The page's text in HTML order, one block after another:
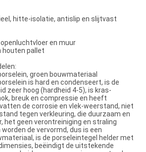
hitte-isolatie, antislip en slijtvast
en muur
houten pallet
groen bouwmateriaal
is hard en condenseert, is de
zeer hoog (hardheid 4-5), is kras-
breuk en compressie en heeft
de corrosie en vlek-weerstand, niet
tegen verkleuring, die duurzaam en
het geen verontreiniging en straling
de vervormd, dus is een
is de porseleintegel helder met
beëindigt de uitstekende